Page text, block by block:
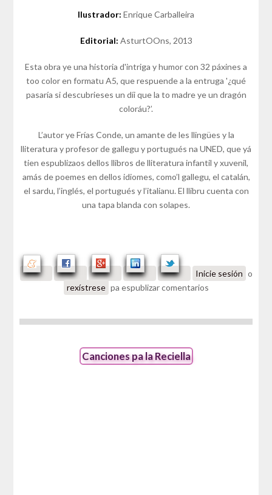
Ilustrador: Enrique Carballeira
Editorial: AsturtOOns, 2013
Esta obra ye una historia d'intriga y humor con 32 páxines a
too color en formatu A5, que respuende a la entruga '¿qué
pasaría si descubrieses un díi que la to madre ye un dragón
coloráu?’.
L’autor ye Frías Conde, un amante de les llingües y la
lliteratura y profesor de gallegu y portugués na UNED, que yá
tien espublizaos dellos llibros de lliteratura infantil y xuvenil,
amás de poemes en dellos idiomes, como’l gallegu, el catalán,
el sardu, l’inglés, el portugués y l’italianu. El llibru cuenta con
una tapa blanda con solapes.
Inicie sesión o
rexístrese pa espublizar comentarios
Canciones pa la Reciella